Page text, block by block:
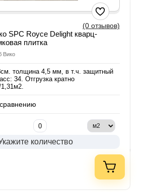
(0 отзывов)
SPС Royce Delight кварц-
плитка
Вико
толщина 4,5 мм, в т.ч. защитный
34. Отгрузка кратно
количество